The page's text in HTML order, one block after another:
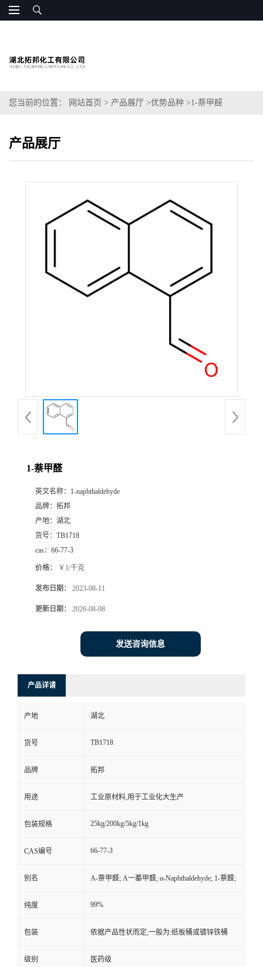
您当前的位置： 网站首页 > 产品展厅 >优势品种 >1-萘甲醛
产品展厅
1-萘甲醛
英文名称： 1-naphthaldehyde
品牌： 拓邦
产地： 湖北
货号： TB1718
cas： 66-77-3
价格： ￥1/千克
发布日期： 2023-08-11
更新日期： 2026-08-08
发送咨询信息
产品详请
产地 湖北
货号 TB1718
品牌 拓邦
用途 工业原材料,用于工业化大生产
包装规格 25kg/200kg/5kg/1kg
CAS编号 66-77-3
别名 Α-萘甲醛; A一蓁甲醛; α-Naphthaldehyde; 1-萘醛;
纯度 99%
包装 依据产品性状而定,一般为:纸板桶或镀锌铁桶
级别 医药级